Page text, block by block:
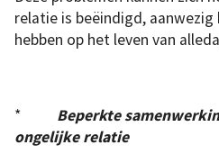
relatie is beëindigd, aanwezig
hebben op het leven van
* Beperkte
ongelijke relatie